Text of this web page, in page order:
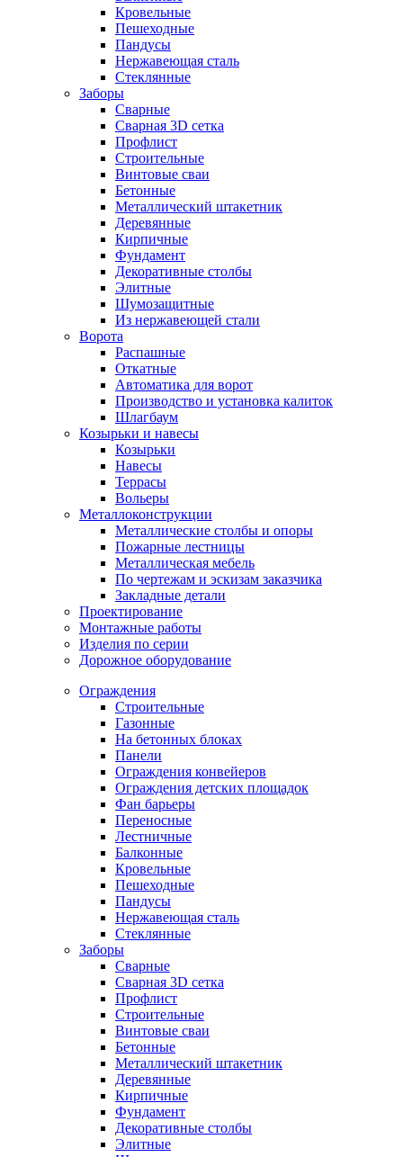
Кровельные
Пешеходные
Пандусы
Нержавеющая сталь
Стеклянные
Заборы
Сварные
Сварная 3D сетка
Профлист
Строительные
Винтовые сваи
Бетонные
Металлический штакетник
Деревянные
Кирпичные
Фундамент
Декоративные столбы
Элитные
Шумозащитные
Из нержавеющей стали
Ворота
Распашные
Откатные
Автоматика для ворот
Производство и установка калиток
Шлагбаум
Козырьки и навесы
Козырьки
Навесы
Террасы
Вольеры
Металлоконструкции
Металлические столбы и опоры
Пожарные лестницы
Металлическая мебель
По чертежам и эскизам заказчика
Закладные детали
Проектирование
Монтажные работы
Изделия по серии
Дорожное оборудование
Ограждения
Строительные
Газонные
На бетонных блоках
Панели
Ограждения конвейеров
Ограждения детских площадок
Фан барьеры
Переносные
Лестничные
Балконные
Кровельные
Пешеходные
Пандусы
Нержавеющая сталь
Стеклянные
Заборы
Сварные
Сварная 3D сетка
Профлист
Строительные
Винтовые сваи
Бетонные
Металлический штакетник
Деревянные
Кирпичные
Фундамент
Декоративные столбы
Элитные